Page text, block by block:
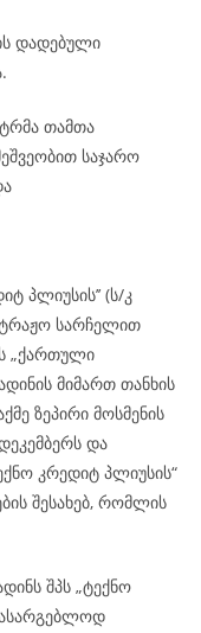
დადებული
თამთა
საჯარო
პლიუსის’’ (ს/კ
სარჩელით
„ქართული
მიმართ თანხის
ზეპირი მოსმენის
და
კრედიტ პლიუსის“
შესახებ, რომლის
შპს „ტექნო